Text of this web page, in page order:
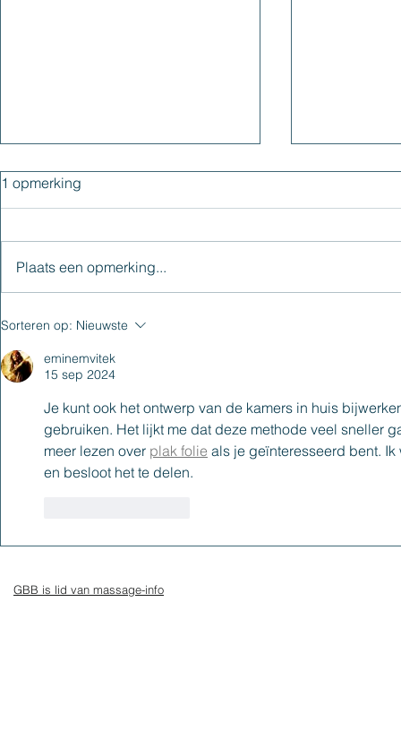
1 opmerking
Plaats een opmerking...
Sorteren op: Nieuwste
eminemvitek
15 sep 2024
Je kunt ook het ontwerp van de kamers in huis
gebruiken. Het lijkt me dat deze methode veel sneller
meer lezen over plak folie als je geïnteresseerd bent.
en besloot het te delen.
GBB is lid van massage-info